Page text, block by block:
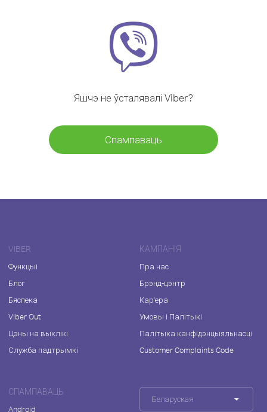
Яшчэ не ўсталявалі Viber?
Спампаваць
VIBER
Функцыі
Блог
Бяспека
Viber Out
Цэны на выклікі
Служба падтрымкі
КАМПАНІЯ
Пра нас
Брэнд-цэнтр
Кар'ера
Умовы і Палітыкі
Палітыка канфідэнцыяльнасці
Customer Complaints Code
СПАМПАВАЦЬ
Android
Беларуская